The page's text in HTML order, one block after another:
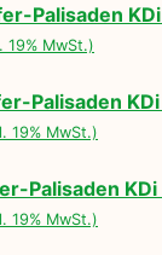
Palisaden KDi
19% MwSt.)
Palisaden KDi
19% MwSt.)
Palisaden KDi
19% MwSt.)